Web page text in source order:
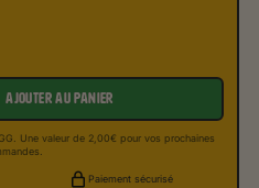
AJOUTER AU PANIER
Une valeur de 2,00€ pour vos prochaines
Paiement sécurisé